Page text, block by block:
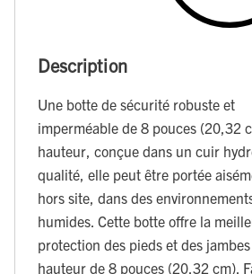
Description
Une botte de sécurité robuste et
imperméable de 8 pouces (20,32
hauteur, conçue dans un cuir
qualité, elle peut être portée
hors site, dans des
humides. Cette botte offre la
protection des pieds et des
hauteur de 8 pouces (20,32 cm).